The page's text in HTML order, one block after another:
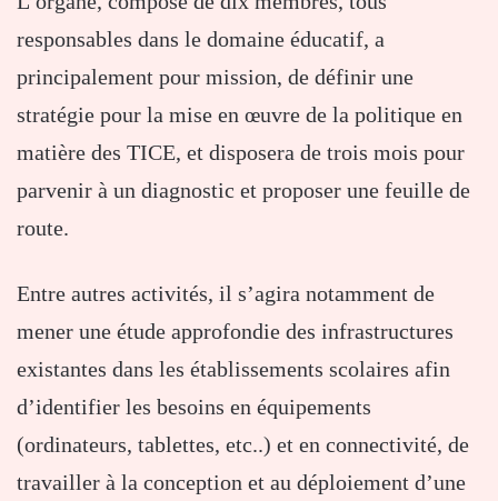
responsables dans le domaine éducatif, a
principalement pour mission, de définir une
stratégie pour la mise en œuvre de la politique en
matière des TICE, et disposera de trois mois pour
parvenir à un diagnostic et proposer une feuille de
route.
Entre autres activités, il s’agira notamment de
mener une étude approfondie des infrastructures
existantes dans les établissements scolaires afin
d’identifier les besoins en équipements
(ordinateurs, tablettes, etc..) et en connectivité, de
travailler à la conception et au déploiement d’une